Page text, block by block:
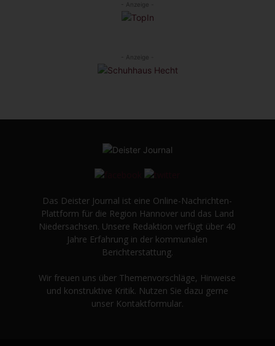
- Anzeige -
- Anzeige -
Das Deister Journal ist eine Online-Nachrichten-
Plattform für die Region Hannover und das Land
Niedersachsen. Unsere Redaktion verfügt über 40
Jahre Erfahrung in der kommunalen
Berichterstattung.
Wir freuen uns über Themenvorschläge, Hinweise
und konstruktive Kritik. Nutzen Sie dazu gerne
unser Kontaktformular.